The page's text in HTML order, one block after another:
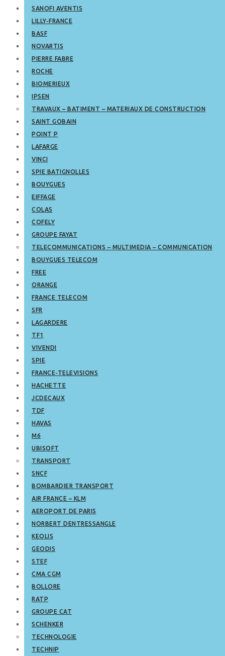
SANOFI AVENTIS
LILLY-FRANCE
BASF
NOVARTIS
PIERRE FABRE
ROCHE
BIOMERIEUX
IPSEN
TRAVAUX – BATIMENT – MATERIAUX DE CONSTRUCTION
SAINT GOBAIN
POINT P
LAFARGE
VINCI
SPIE BATIGNOLLES
BOUYGUES
EIFFAGE
COLAS
COFELY
GROUPE FAYAT
TELECOMMUNICATIONS – MULTIMEDIA – COMMUNICATION
BOUYGUES TELECOM
FREE
ORANGE
FRANCE TELECOM
SFR
LAGARDERE
TF1
VIVENDI
SPIE
FRANCE-TELEVISIONS
HACHETTE
JCDECAUX
TDF
HAVAS
M6
UBISOFT
TRANSPORT
SNCF
BOMBARDIER TRANSPORT
AIR FRANCE – KLM
AEROPORT DE PARIS
NORBERT DENTRESSANGLE
KEOLIS
GEODIS
STEF
CMA CGM
BOLLORE
RATP
GROUPE CAT
SCHENKER
TECHNOLOGIE
TECHNIP